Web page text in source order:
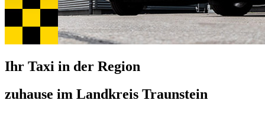
Ihr Taxi in der Region
zuhause im Landkreis Traunstein